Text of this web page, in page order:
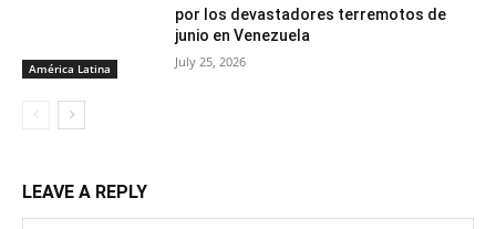
América Latina
por los devastadores terremotos de
junio en Venezuela
July 25, 2026
LEAVE A REPLY